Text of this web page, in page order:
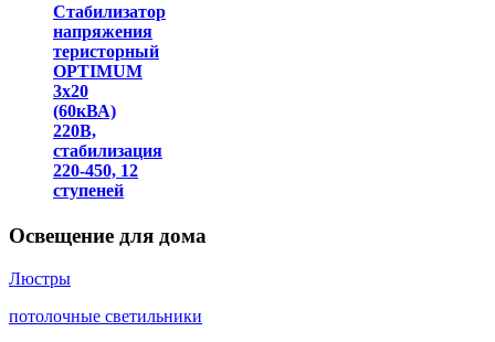
Стабилизатор
напряжения
теристорный
OPTIMUM
3х20
(60кВА)
220В,
стабилизация
220-450, 12
ступеней
Освещение для дома
Люстры
потолочные светильники